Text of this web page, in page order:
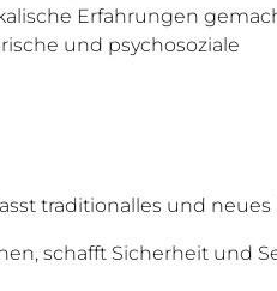
Erfahrungen
und psychosoziale
traditionalles und neues
schafft Sicherheit und